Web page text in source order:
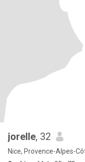
jorelle, 32
Nice, Provence-Alpes-